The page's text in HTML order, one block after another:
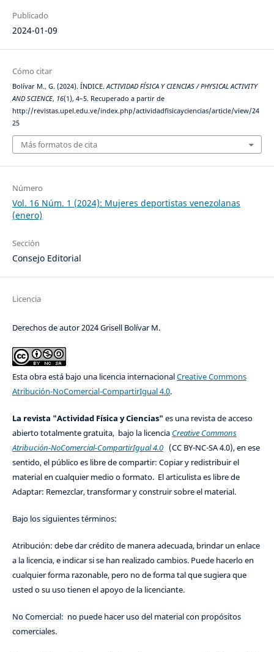
Publicado
2024-01-09
Cómo citar
Bolívar M., G. (2024). ÍNDICE. ACTIVIDAD FÍSICA Y CIENCIAS / PHYSICAL ACTIVITY
AND SCIENCE, 16(1), 4–5. Recuperado a partir de
http://revistas.upel.edu.ve/index.php/actividadfisicayciencias/article/view/24
25
Más formatos de cita
Número
Vol. 16 Núm. 1 (2024): Mujeres deportistas venezolanas
(enero)
Sección
Consejo Editorial
Licencia
Derechos de autor 2024 Grisell Bolívar M.
Esta obra está bajo una licencia internacionalCreative Commons
Atribución-NoComercial-CompartirIgual 4.0.
La revista "Actividad Física y Ciencias" es una revista de acceso
abierto totalmente gratuita, bajo la licencia Creative Commons
Atribución-NoComercial-CompartirIgual 4.0(CC BY-NC-SA 4.0), en ese
sentido, el público es libre de compartir: Copiar y redistribuir el
material en cualquier medio o formato. El articulista es libre de
Adaptar: Remezclar, transformar y construir sobre el material.
Bajo los siguientes términos:
Atribución: debe dar crédito de manera adecuada, brindar un enlace
a la licencia, e indicar si se han realizado cambios. Puede hacerlo en
cualquier forma razonable, pero no de forma tal que sugiera que
usted o su uso tienen el apoyo de la licenciante.
No Comercial: no puede hacer uso del material con propósitos
comerciales.